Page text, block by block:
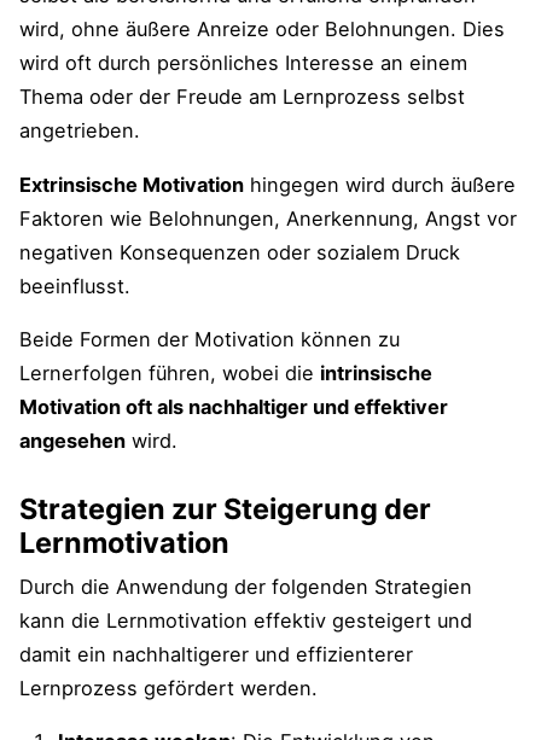
wird, ohne äußere Anreize oder Belohnungen. Dies
wird oft durch persönliches Interesse an einem
Thema oder der Freude am Lernprozess selbst
angetrieben.
Extrinsische Motivation hingegen wird durch äußere
Faktoren wie Belohnungen, Anerkennung, Angst vor
negativen Konsequenzen oder sozialem Druck
beeinflusst.
Beide Formen der Motivation können zu
Lernerfolgen führen, wobei die intrinsische
Motivation oft als nachhaltiger und effektiver
angesehen wird​​.
Strategien zur Steigerung der
Lernmotivation
Durch die Anwendung der folgenden Strategien
kann die Lernmotivation effektiv gesteigert und
damit ein nachhaltigerer und effizienterer
Lernprozess gefördert werden.